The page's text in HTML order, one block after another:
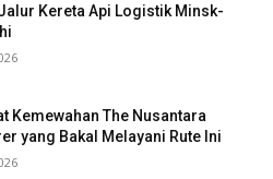
Kereta Api Logistik Minsk-
Kemewahan The Nusantara
yang Bakal Melayani Rute Ini